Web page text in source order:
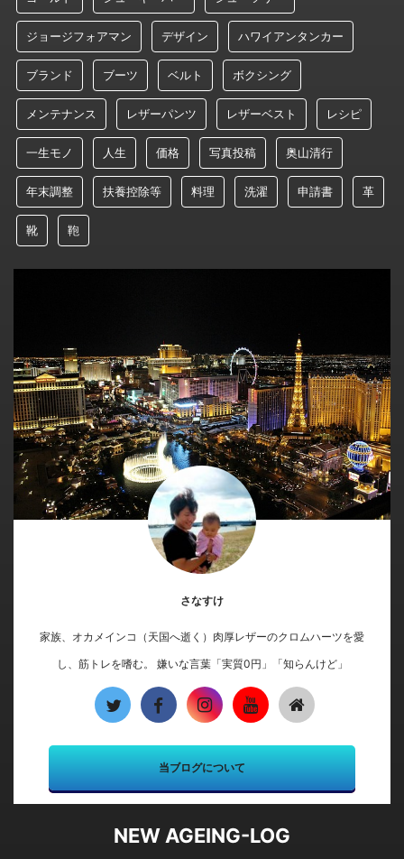
ジョージフォアマン デザイン ハワイアンタンカー
ブランド ブーツ ベルト ボクシング
メンテナンス レザーパンツ レザーベスト レシピ
一生モノ 人生 価格 写真投稿 奥山清行
年末調整 扶養控除等 料理 洗濯 申請書 革
靴 鞄
さなすけ
家族、オカメインコ（天国へ逝く）肉厚レザーのクロムハーツを愛
し、筋トレを嗜む。 嫌いな言葉「実質0円」「知らんけど」
当ブログについて
NEW AGEING-LOG